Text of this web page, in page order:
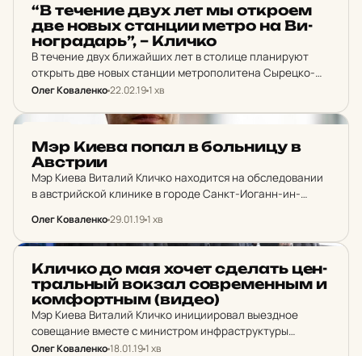
“В те­че­ние двух лет мы от­кро­ем
две новых стан­ции метро на Ви­
ног­ра­дарь”, – Кличко
В течение двух ближайших лет в столице планируют
открыть две новых станции метрополитена Сырецко-
Печерской ветки Виноградарь - «Мостицкая» и
Олег Коваленко22.02.191 хв
Мэр Киева попал в боль­ни­цу в
Ав­стрии
Мэр Киева Виталий Кличко находится на обследовании
в австрийской клинике в городе Санкт-Иоганн-ин-
Олег Коваленко29.01.191 хв
Кличко до мая хочет сде­лать цен­
тральный вокзал сов­ре­менным и
ком­фортным (видео)
Мэр Киева Виталий Кличко инициировал выездное
совещание вместе с министром инфраструктуры
Украины Владимиром Омеляном и начальником
Олег Коваленко18.01.191 хв